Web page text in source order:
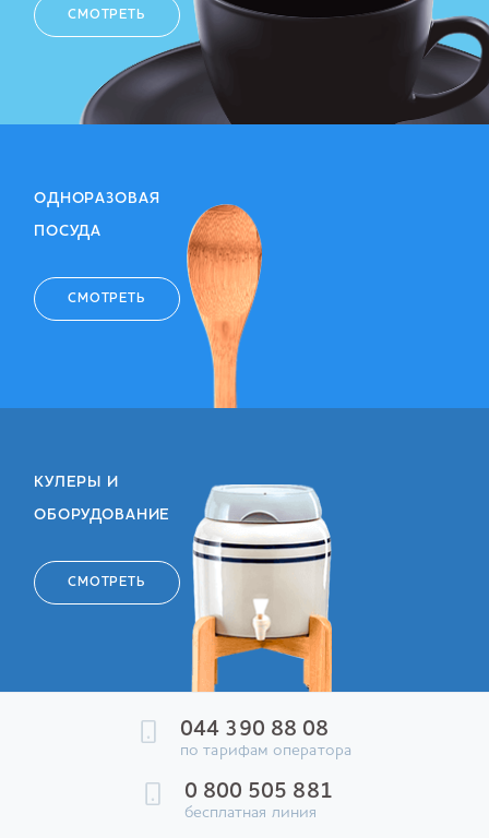
СМОТРЕТЬ
ОДНОРАЗОВАЯ
ПОСУДА
СМОТРЕТЬ
КУЛЕРЫ И
ОБОРУДОВАНИЕ
СМОТРЕТЬ
044 390 88 08
по тарифам оператора
0 800 505 881
бесплатная линия